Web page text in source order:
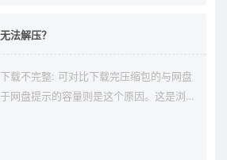
法解压？
载不完整: 可对比下载完压缩包的与网盘
网盘提示的容量则是这个原因。这是浏